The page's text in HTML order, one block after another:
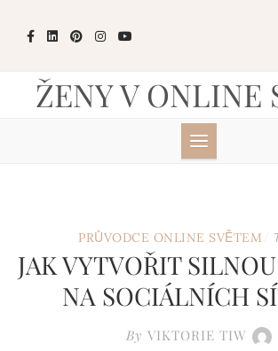
ŽENY V ONLINE
PRŮVODCE ONLINE SVĚTEM
JAK VYTVOŘIT
NA SOCIÁLNÍCH
By VIKTORIE TIW